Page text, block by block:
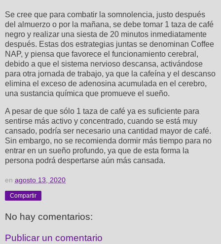
Se cree que para combatir la somnolencia, justo después
del almuerzo o por la mañana, se debe tomar 1 taza de café
negro y realizar una siesta de 20 minutos inmediatamente
después. Estas dos estrategias juntas se denominan Coffee
NAP, y piensa que favorece el funcionamiento cerebral,
debido a que el sistema nervioso descansa, activándose
para otra jornada de trabajo, ya que la cafeína y el descanso
elimina el exceso de adenosina acumulada en el cerebro,
una sustancia química que promueve el sueño.
A pesar de que sólo 1 taza de café ya es suficiente para
sentirse más activo y concentrado, cuando se está muy
cansado, podría ser necesario una cantidad mayor de café.
Sin embargo, no se recomienda dormir más tiempo para no
entrar en un sueño profundo, ya que de esta forma la
persona podrá despertarse aún más cansada.
en agosto 13, 2020
Compartir
No hay comentarios:
Publicar un comentario